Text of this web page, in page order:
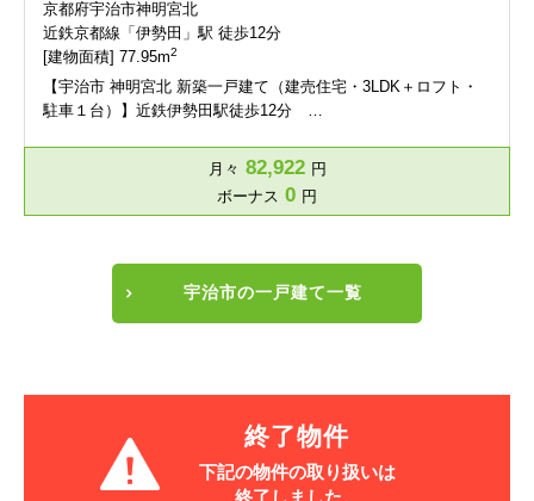
京都府宇治市神明宮北
近鉄京都線「伊勢田」駅 徒歩12分
[建物面積] 77.95m2
【宇治市 神明宮北 新築一戸建て（建売住宅・3LDK＋ロフト・
駐車１台）】近鉄伊勢田駅徒歩12分 …
月々 82,922 円
ボーナス 0 円
宇治市の一戸建て一覧
終了物件
下記の物件の取り扱いは
終了しました。